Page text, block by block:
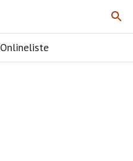
Onlineliste